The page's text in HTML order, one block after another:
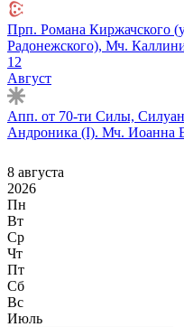
Прп. Романа Киржачского
Радонежского), Мч.
12
Август
Апп. от 70-ти Силы,
Андроника (I). Мч. Иоанна
8 августа
2026
Пн
Вт
Ср
Чт
Пт
Сб
Вс
Июль